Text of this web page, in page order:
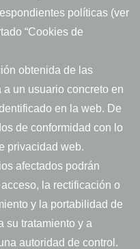
políticas (ver
“Cookies de
obtenida de las
un usuario concreto en
en la web. De
de conformidad con lo
privacidad web.
afectados podrán
la rectificación o
y la portabilidad de
su tratamiento y a
autoridad de control.